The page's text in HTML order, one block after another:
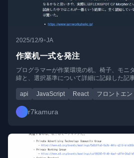
2025/12/9•JA
作業机一式を発注
プログラマーが作業環境の机、椅子、モニ
緯と、選択基準について詳細に記録した記事
api JavaScript React フロントエン
r7kamura